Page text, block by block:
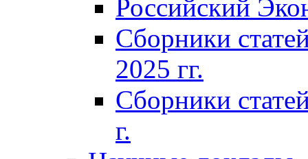
Российский
Сборники
2025 гг.
Сборники
г.